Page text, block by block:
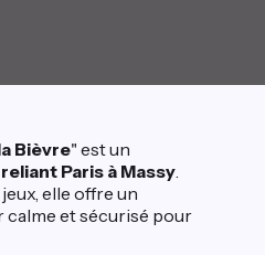
Bièvre" est un
Paris à Massy
elle offre un
calme et sécurisé pour